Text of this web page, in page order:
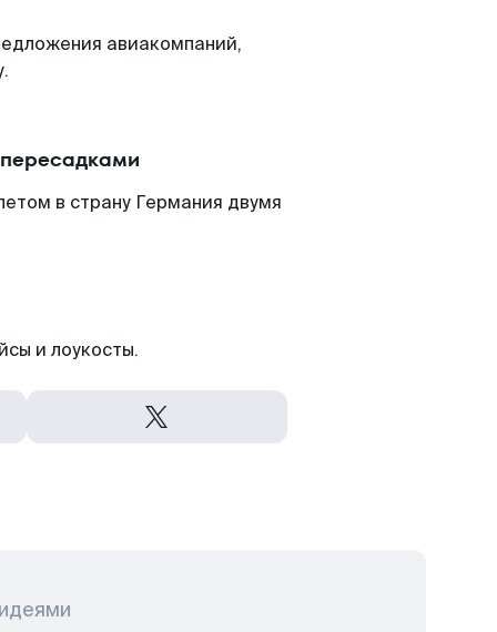
авиакомпаний,
в страну Германия двумя
и лоукосты.